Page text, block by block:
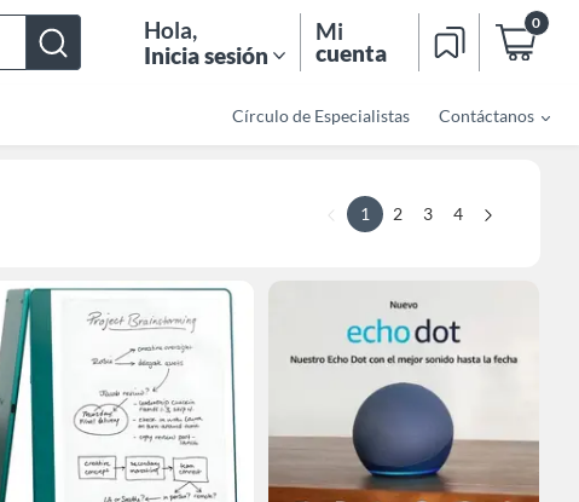
Hola,
Inicia sesión
Mi
cuenta
0
Círculo de Especialistas Contáctanos
1 2 3 4